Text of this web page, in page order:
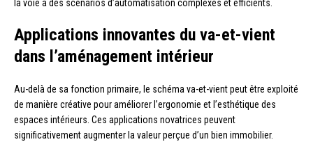
la voie à des scénarios d’automatisation complexes et efficients.
Applications innovantes du va-et-vient
dans l’aménagement intérieur
Au-delà de sa fonction primaire, le schéma va-et-vient peut être exploité
de manière créative pour améliorer l’ergonomie et l’esthétique des
espaces intérieurs. Ces applications novatrices peuvent
significativement augmenter la valeur perçue d’un bien immobilier.